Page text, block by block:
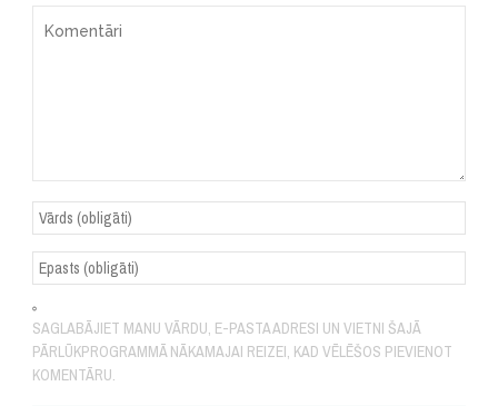
SAGLABĀJIET MANU VĀRDU, E-PASTA ADRESI UN VIETNI ŠAJĀ
PĀRLŪKPROGRAMMĀ NĀKAMAJAI REIZEI, KAD VĒLĒŠOS PIEVIENOT
KOMENTĀRU.